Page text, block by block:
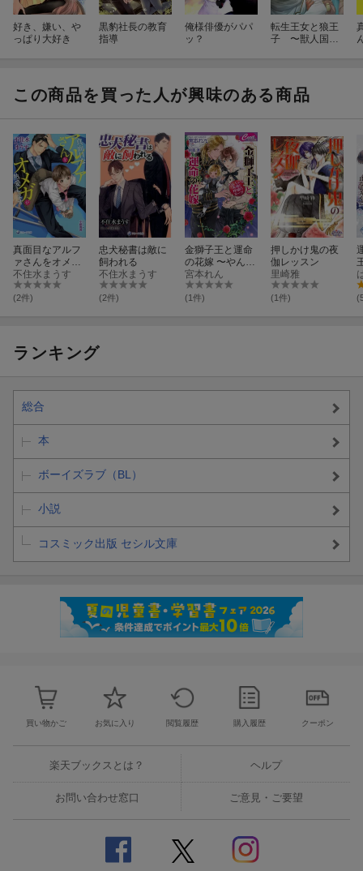
好き、嫌い、や
っぱり大好き
黒豹社長の教育
指導
俺様俳優がパパ
ッ？
転生王女と狼王
子 〜獣人国で
この商品を買った人が興味のある商品
真面目なアルフ
ァさんをオメガ
が熱愛します
不住水まうす
(2件)
忠犬秘書は敵に
飼われる
不住水まうす
(2件)
金獅子王と運命
の花嫁 〜やんち
ゃな天使と林檎
のスープ〜
宮本れん
(1件)
押しかけ鬼の夜
伽レッスン
里崎雅
(1件)
ランキング
総合
本
ボーイズラブ（BL）
小説
コスミック出版 セシル文庫
買い物かご お気に入り 閲覧履歴 購入履歴 クーポン
楽天ブックスとは？ ヘルプ
お問い合わせ窓口 ご意見・ご要望